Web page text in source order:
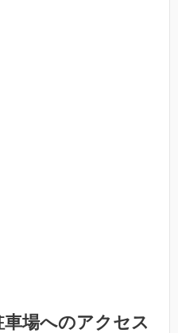
車場へのアクセス